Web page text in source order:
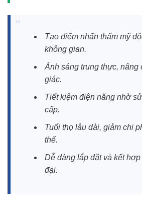
Tạo điểm nhấn thẩm mỹ
không gian.
Ánh sáng trung thực, nâng
giác.
Tiết kiệm điện năng nhờ
cấp.
Tuổi thọ lâu dài, giảm chi
thế.
Dễ dàng lắp đặt và kết
đại.